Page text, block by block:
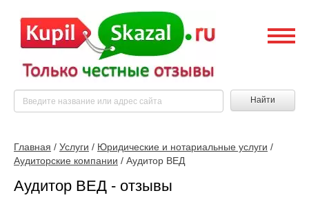
Найти
Главная / Услуги / Юридические и нотариальные услуги /
Аудиторские компании / Аудитор ВЕД
Аудитор ВЕД - отзывы